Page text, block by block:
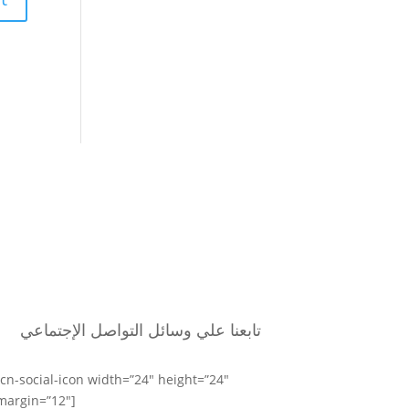
تابعنا علي وسائل التواصل الإجتماعي
social-icon width=”24″ height=”24″